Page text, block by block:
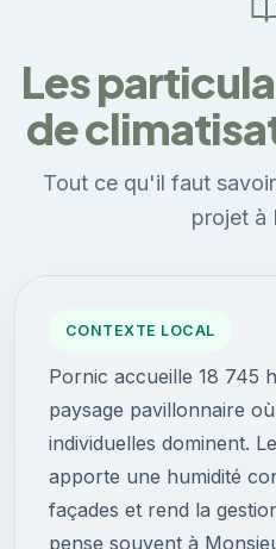
Les
de
Tout ce qu'il faut
projet à
CONTEXTE LOCAL
Pornic accueille 18 745
paysage pavillonnaire
individuelles dominent.
apporte une humidité
façades et rend la
pense souvent à